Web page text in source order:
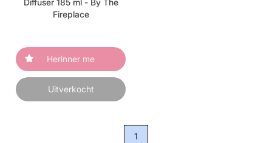
Diffuser 185 ml - By The
Fireplace
Herinner me
Uitverkocht
1